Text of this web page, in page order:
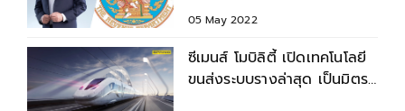
05 May 2022
ซีเมนส์ โมบิลิตี้ เปิดเทคโนโลยี
ขนส่งระบบรางล่าสุด เป็นมิตร